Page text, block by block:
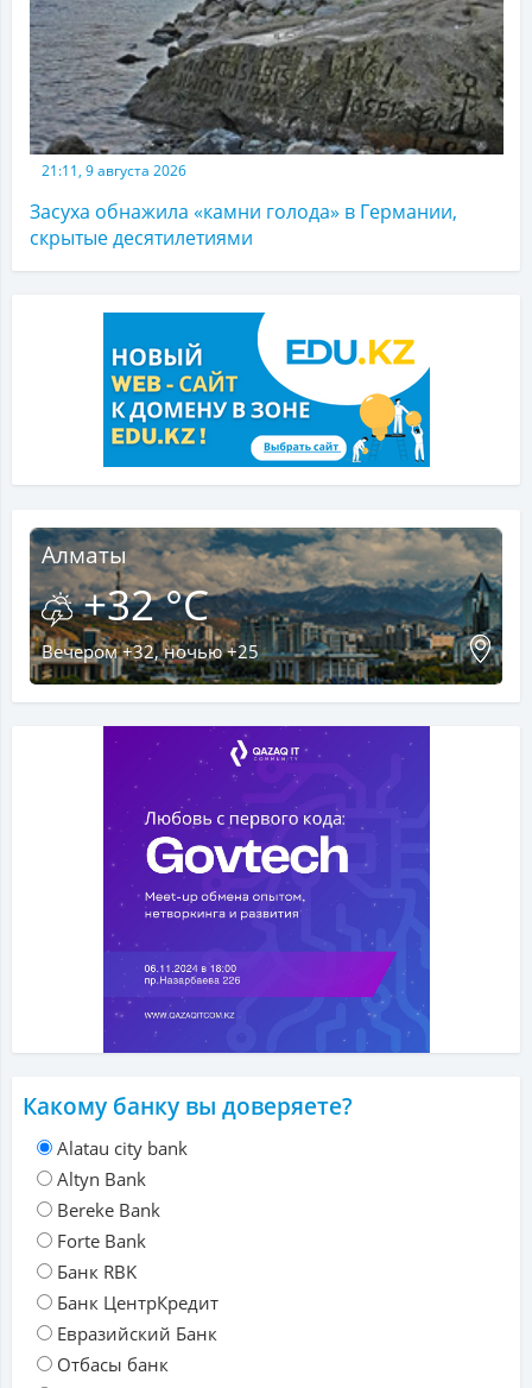
21:11, 9 августа 2026
Засуха обнажила «камни голода» в Германии,
скрытые десятилетиями
Алматы
+32 °C
Вечером +32, ночью +25
Какому банку вы доверяете?
Alatau city bank
Altyn Bank
Bereke Bank
Forte Bank
Банк RBK
Банк ЦентрКредит
Евразийский Банк
Отбасы банк